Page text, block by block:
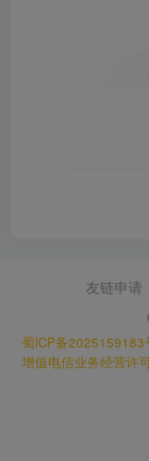
友链申请
蜀ICP备2025159183
增值电信业务经营许